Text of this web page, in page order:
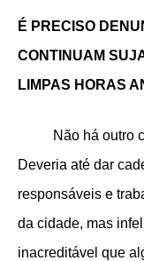
É PRECISO
CONTINUAM
LIMPAS HORAS
Não há outro
Deveria até dar
responsáveis e
da cidade, mas
inacreditável que